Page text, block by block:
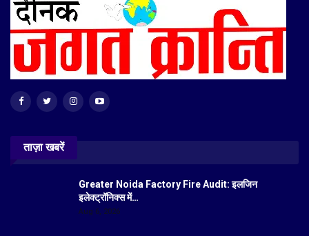
ताज़ा खबरें
Greater Noida Factory Fire Audit: इलजिन
इलेक्ट्रॉनिक्स में…
Aug 6, 2026